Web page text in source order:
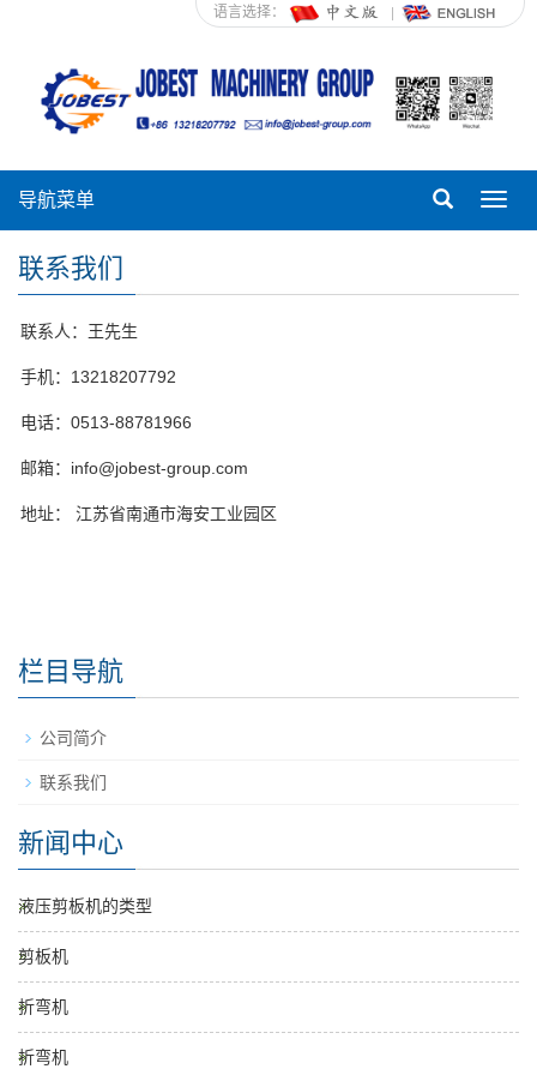
语言选择：
导航菜单
联系我们
联系人：王先生
手机：13218207792
电话：0513-88781966
邮箱：info@jobest-group.com
地址： 江苏省南通市海安工业园区
栏目导航
公司简介
联系我们
新闻中心
液压剪板机的类型
剪板机
折弯机
折弯机